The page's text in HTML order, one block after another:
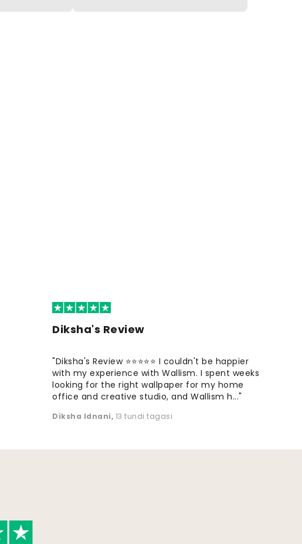
Diksha's Review
"Diksha's Review ⭐⭐⭐⭐⭐ I couldn't be happier
with my experience with Wallism. I spent weeks
looking for the right wallpaper for my home
office and creative studio, and Wallism h..."
Diksha Idnani, 13 tundi tagasi